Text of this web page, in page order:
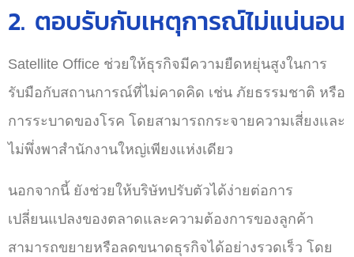
2. ตอบรับกับเหตุการณ์ไม่แน่นอน
Satellite Office ช่วยให้ธุรกิจมีความยืดหยุ่นสูงในการ
รับมือกับสถานการณ์ที่ไม่คาดคิด เช่น ภัยธรรมชาติ หรือ
การระบาดของโรค โดยสามารถกระจายความเสี่ยงและ
ไม่พึ่งพาสำนักงานใหญ่เพียงแห่งเดียว
นอกจากนี้ ยังช่วยให้บริษัทปรับตัวได้ง่ายต่อการ
เปลี่ยนแปลงของตลาดและความต้องการของลูกค้า
สามารถขยายหรือลดขนาดธุรกิจได้อย่างรวดเร็ว โดย